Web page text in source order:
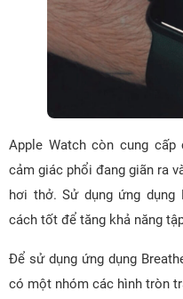
Apple Watch còn cung
cảm giác phổi đang giãn ra
hơi thở. Sử dụng ứng
cách tốt để tăng khả năng
Để sử dụng ứng dụng
có một nhóm các hình tròn